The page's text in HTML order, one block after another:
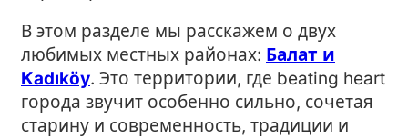
В этом разделе мы расскажем о двух
любимых местных районах: Балат и
Kadıköy. Это территории, где beating heart
города звучит особенно сильно, сочетая
старину и современность, традиции и